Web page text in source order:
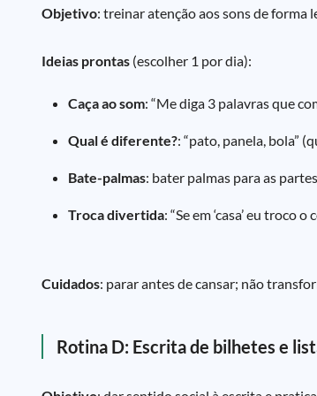
Objetivo: treinar atenção aos sons de forma
Ideias prontas (escolher 1 por dia):
Caça ao som: “Me diga 3 palavras que
Qual é diferente?: “pato, panela, bola”
Bate-palmas: bater palmas para as
Troca divertida: “Se em ‘casa’ eu
Cuidados: parar antes de cansar; não
Rotina D: Escrita de bilhetes e